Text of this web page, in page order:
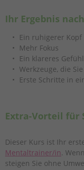
Ihr Ergebnis
Ein ruhigerer Kopf
Mehr Fokus
Ein klareres
Werkzeuge, die
Erste Schritte in
Extra-Vorteil für
Dieser Kurs ist Ihr
Mentaltrainer/in.
steigen Sie ohne